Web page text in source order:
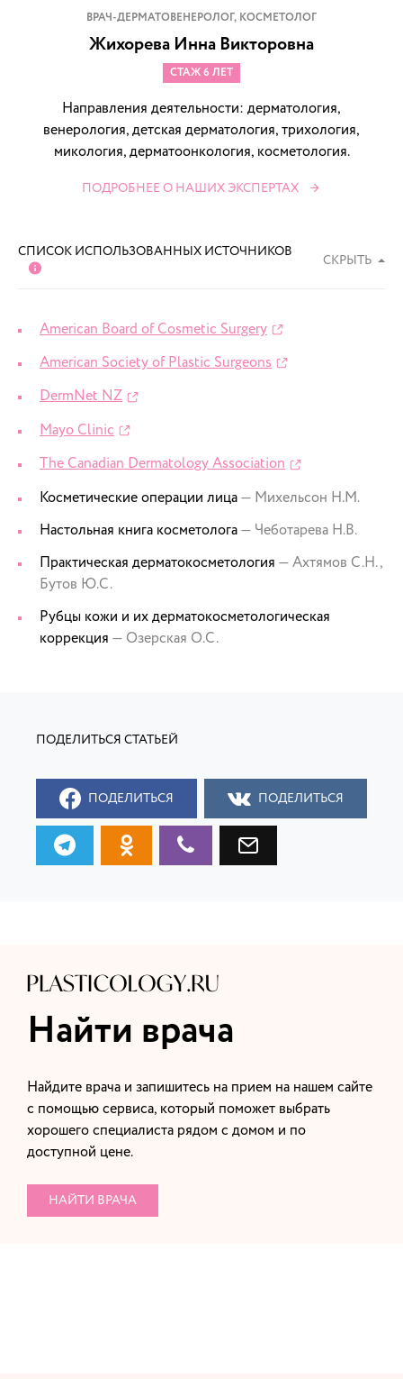
ВРАЧ-ДЕРМАТОВЕНЕРОЛОГ, КОСМЕТОЛОГ
Жихорева Инна Викторовна
СТАЖ 6 ЛЕТ
Направления деятельности: дерматология,
венерология, детская дерматология, трихология,
микология, дерматоонкология, косметология.
ПОДРОБНЕЕ О НАШИХ ЭКСПЕРТАХ
СПИСОК ИСПОЛЬЗОВАННЫХ ИСТОЧНИКОВ
СКРЫТЬ
American Board of Cosmetic Surgery
American Society of Plastic Surgeons
DermNet NZ
Mayo Clinic
The Canadian Dermatology Association
Косметические операции лица— Михельсон Н.М.
Настольная книга косметолога— Чеботарева Н.В.
Практическая дерматокосметология — Ахтямов С.Н.,
Бутов Ю.С.
Рубцы кожи и их дерматокосметологическая
коррекция — Озерская О.С.
ПОДЕЛИТЬСЯ ПОДЕЛИТЬСЯ
Найти врача
Найдите врача и запишитесь на прием на нашем сайте
с помощью сервиса, который поможет выбрать
хорошего специалиста рядом с домом и по
доступной цене.
НАЙТИ ВРАЧА